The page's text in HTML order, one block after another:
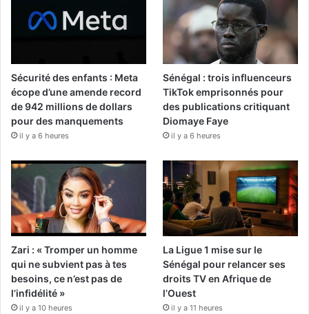
Sécurité des enfants : Meta
écope d’une amende record
de 942 millions de dollars
pour des manquements
il y a 6 heures
Sénégal : trois influenceurs
TikTok emprisonnés pour
des publications critiquant
Diomaye Faye
il y a 6 heures
Zari : « Tromper un homme
qui ne subvient pas à tes
besoins, ce n’est pas de
l’infidélité »
il y a 10 heures
La Ligue 1 mise sur le
Sénégal pour relancer ses
droits TV en Afrique de
l’Ouest
il y a 11 heures